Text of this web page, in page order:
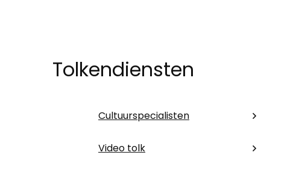
Tolkendiensten
Cultuurspecialisten
Video tolk